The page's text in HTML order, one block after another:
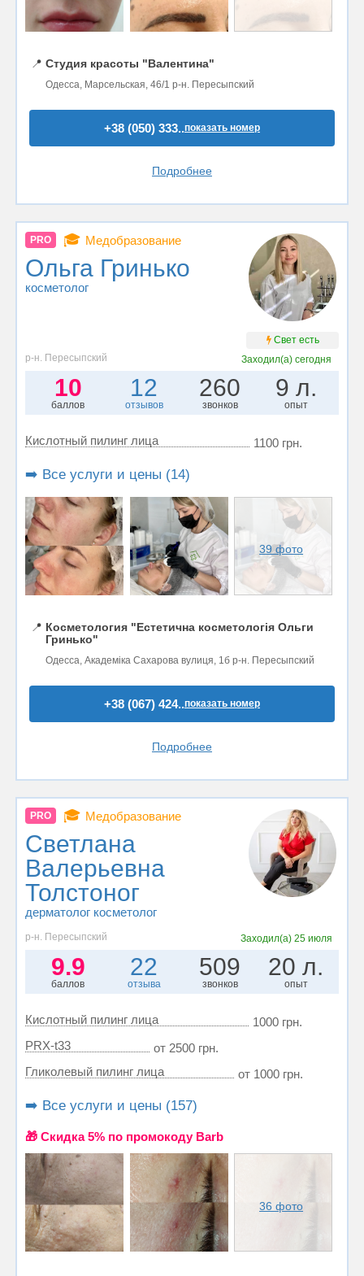
📍 Студия красоты "Валентина"
Одесса, Марсельская, 46/1 р-н. Пересыпский
+38 (050) 333..показать номер
Подробнее
PRO 🎓 Медобразование
Ольга Гринько
косметолог
Свет есть
р-н. Пересыпский
Заходил(а)сегодня
10
баллов
12
отзывов
260
звонков
9 л.
опыт
Кислотный пилинг лица 1100 грн.
➡️ Все услуги и цены (14)
39 фото
📍 Косметология "Естетична косметологія Ольги
Гринько"
Одесса, Академіка Сахарова вулиця, 1б р-н. Пересыпский
+38 (067) 424..показать номер
Подробнее
PRO 🎓 Медобразование
Светлана
Валерьевна
Толстоног
дерматолог косметолог
р-н. Пересыпский Заходил(а)25 июля
9.9
баллов
22
отзыва
509
звонков
20 л.
опыт
Кислотный пилинг лица
1000 грн.
PRX-t33
от 2500 грн.
Гликолевый пилинг лица
от 1000 грн.
➡️ Все услуги и цены (157)
🎁 Cкидка 5% по промокоду Barb
36 фото